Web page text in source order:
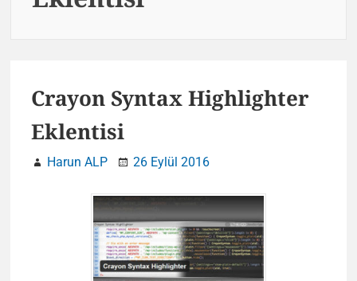
Crayon Syntax Highlighter
Eklentisi
Harun ALP 26 Eylül 2016